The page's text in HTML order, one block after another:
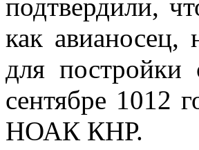
подтвердили,
как
для постройки
сентябре 1012
НОАК КНР.